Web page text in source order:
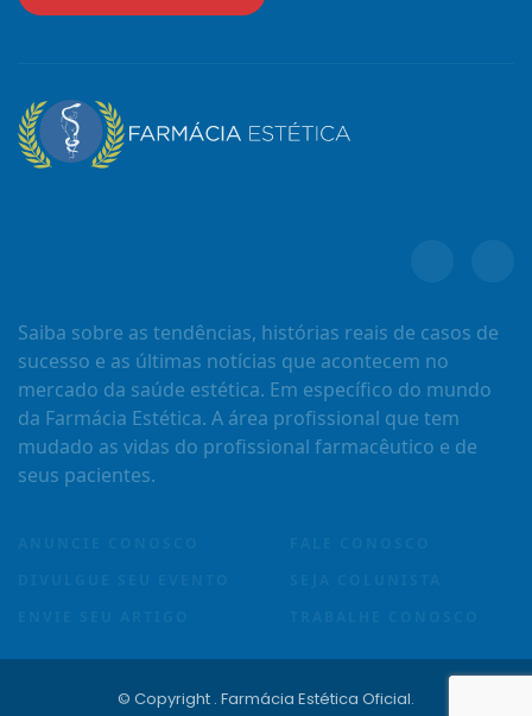
Saiba sobre as tendências, histórias reais de casos de
sucesso e as últimas notícias que acontecem no
mercado da saúde estética. Em específico do mundo
da Farmácia Estética. A área profissional que tem
mudado as vidas do profissional farmacêutico e de
seus pacientes.
© Copyright . Farmácia Estética Oficial.